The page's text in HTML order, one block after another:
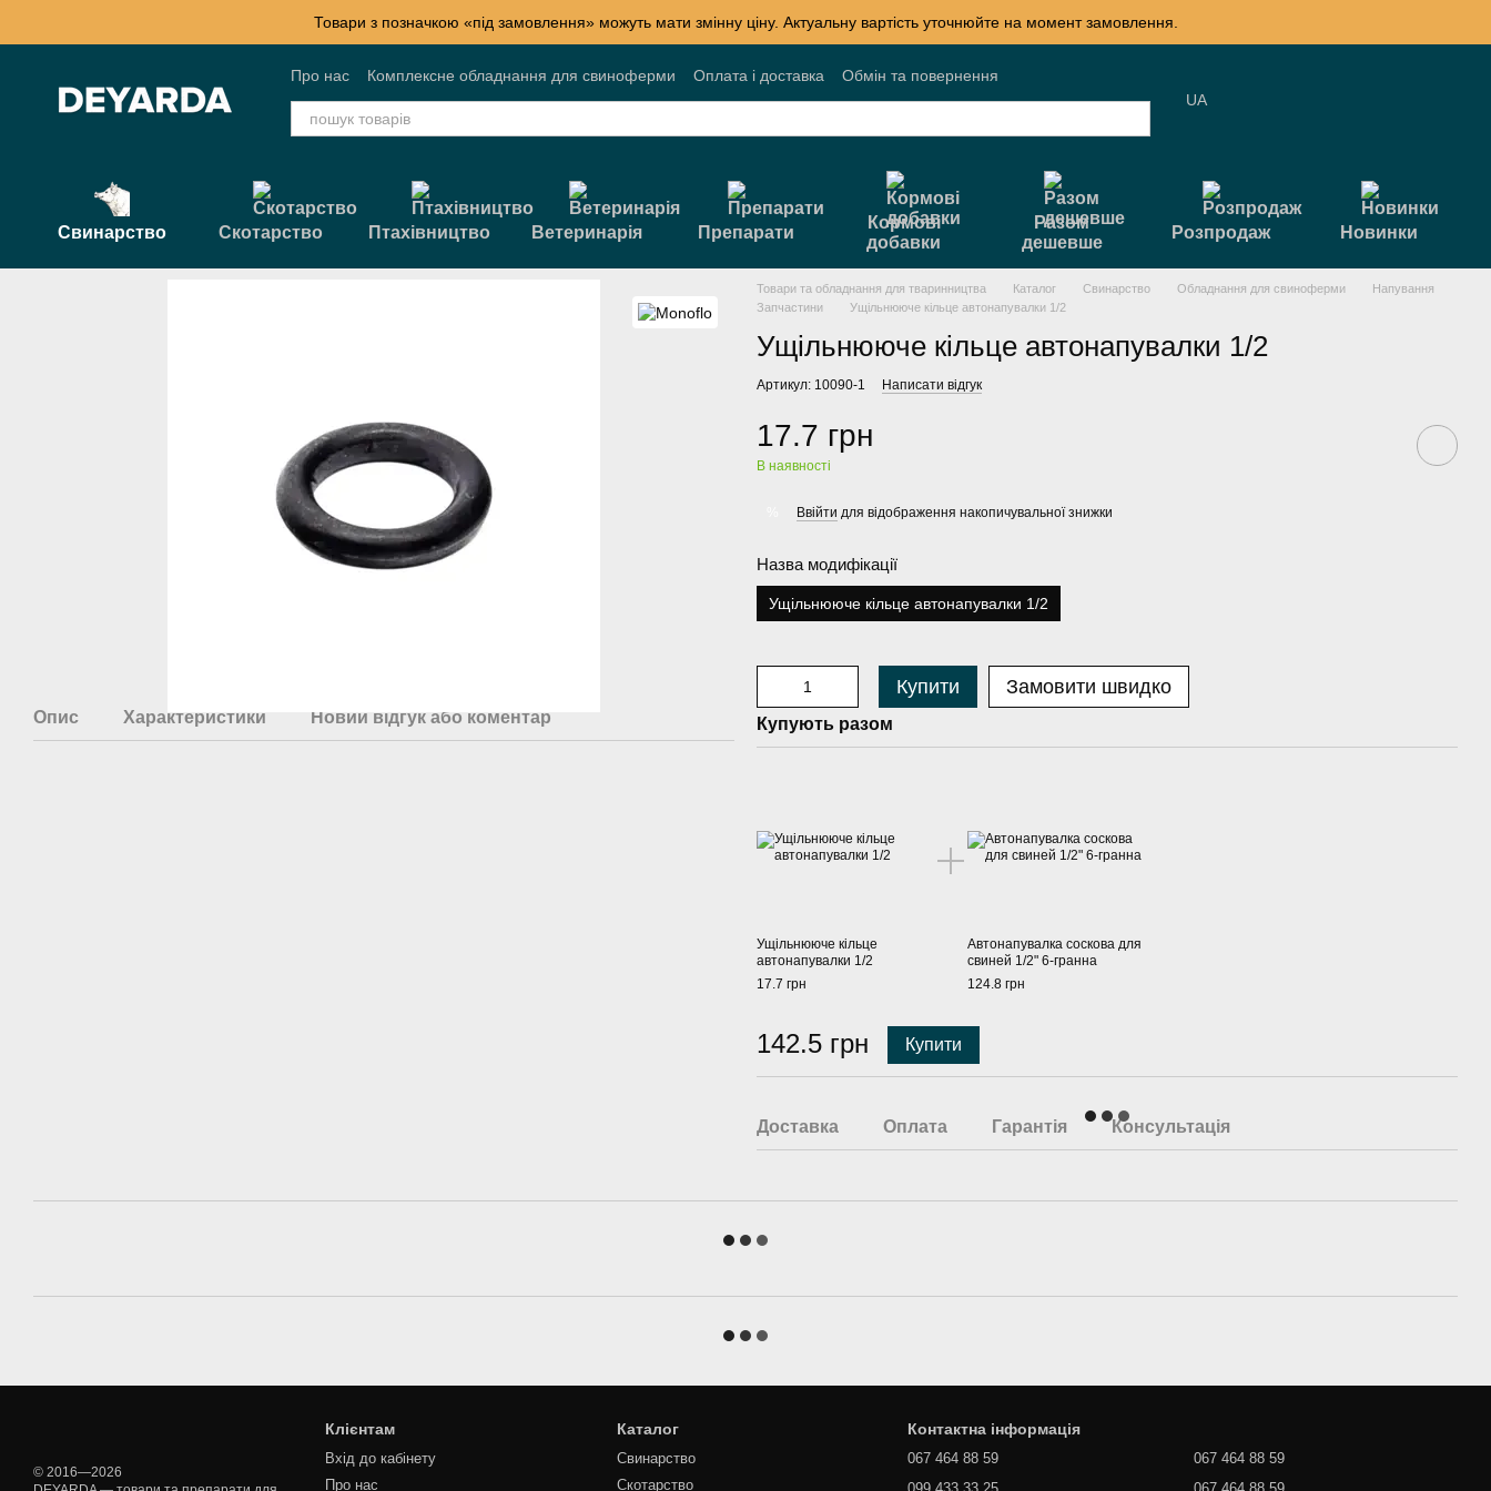
Товари з позначкою «під замовлення» можуть мати змінну ціну. Актуальну вартість уточнюйте на момент замовлення.
Про нас Комплексне обладнання для свиноферми Оплата і доставка
Обмін та повернення
Контактна інформація
Блог Накопичувальні знижки Акції Договір публічної оферти UA
Свинарство Скотарство Птахівництво Ветеринарія Препарати
Кормові
добавки
Разом
дешевше
Розпродаж Новинки
Опис Характеристики Новий відгук або коментар
Товари та обладнання для тваринництва Каталог Свинарство Обладнання для свиноферми
Напування
Запчастини
Ущільнююче кільце автонапувалки 1/2
Ущільнююче кільце автонапувалки 1/2
Артикул: 10090-1 Написати відгук
17.7 грн
В наявності
Ввійти для відображення накопичувальної знижки
Назва модифікації
Ущільнююче кільце автонапувалки 1/2
Купити Замовити швидко
Купують разом
Ущільнююче кільце
автонапувалки 1/2
17.7 грн
Автонапувалка соскова для
свиней 1/2" 6-гранна
124.8 грн
142.5 грн Купити
Доставка Оплата Гарантія Консультація
© 2016—2026
Клієнтам
Вхід до кабінету
Про нас
Каталог
Свинарство
Скотарство
Контактна інформація
067 464 88 59
067 464 88 59